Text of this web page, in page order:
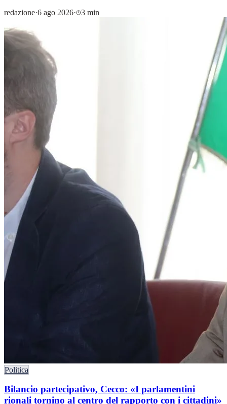
redazione·6 ago 2026· 3 min
Politica
Bilancio partecipativo, Cecco: «I parlamentini
rionali tornino al centro del rapporto con i cittadini»